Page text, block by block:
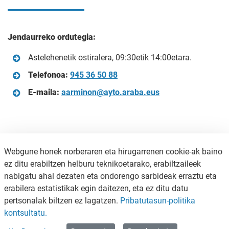
Jendaurreko ordutegia:
Astelehenetik ostiralera, 09:30etik 14:00etara.
Telefonoa: 945 36 50 88
E-maila: aarminon@ayto.araba.eus
Webgune honek norberaren eta hirugarrenen cookie-ak baino
ez ditu erabiltzen helburu teknikoetarako, erabiltzaileek
nabigatu ahal dezaten eta ondorengo sarbideak erraztu eta
erabilera estatistikak egin daitezen, eta ez ditu datu
pertsonalak biltzen ez lagatzen. Pribatutasun-politika
kontsultatu.